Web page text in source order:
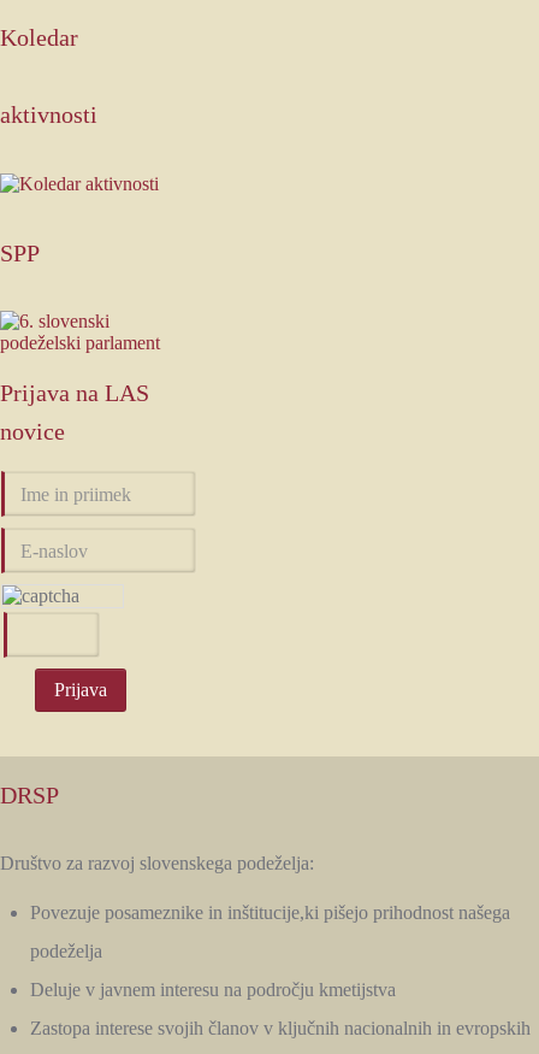
Koledar
aktivnosti
SPP
Prijava na LAS
novice
DRSP
Društvo za razvoj slovenskega podeželja:
Povezuje posameznike in inštitucije,ki pišejo prihodnost našega
podeželja
Deluje v javnem interesu na področju kmetijstva
Zastopa interese svojih članov v ključnih nacionalnih in evropskih